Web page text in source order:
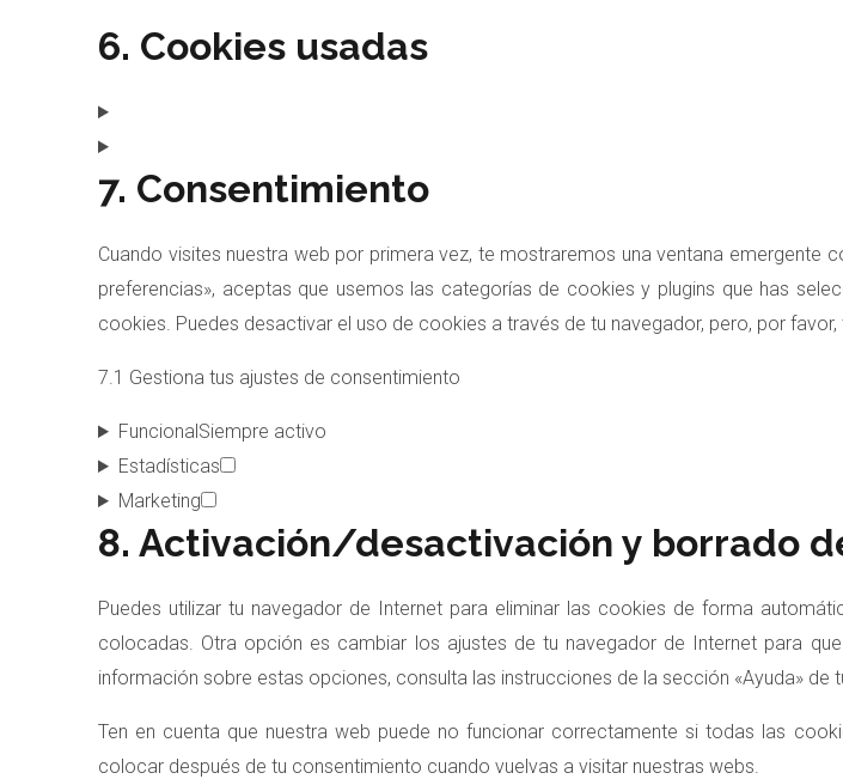
6. Cookies usadas
7. Consentimiento
Cuando visites nuestra web por primera vez, te mostraremos una ventana
preferencias», aceptas que usemos las categorías de cookies y plugins que has
cookies. Puedes desactivar el uso de cookies a través de tu navegador, pero, por
7.1 Gestiona tus ajustes de consentimiento
FuncionalSiempre activo
Estadísticas
Marketing
8. Activación/desactivación y borrado
Puedes utilizar tu navegador de Internet para eliminar las cookies de forma
colocadas. Otra opción es cambiar los ajustes de tu navegador de Internet para
información sobre estas opciones, consulta las instrucciones de la sección «Ayuda» de
Ten en cuenta que nuestra web puede no funcionar correctamente si todas las
colocar después de tu consentimiento cuando vuelvas a visitar nuestras webs.